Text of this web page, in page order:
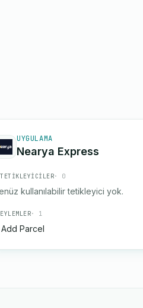
UYGULAMA
Nearya Express
TETIKLEYICILER· 0
kullanılabilir tetikleyici yok.
EYLEMLER· 1
Add Parcel